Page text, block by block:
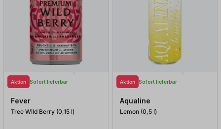
Aktion Sofort lieferbar
Fever
Tree Wild Berry (0,15 l)
Aktion Sofort lieferbar
Aqualine
Lemon (0,5 l)